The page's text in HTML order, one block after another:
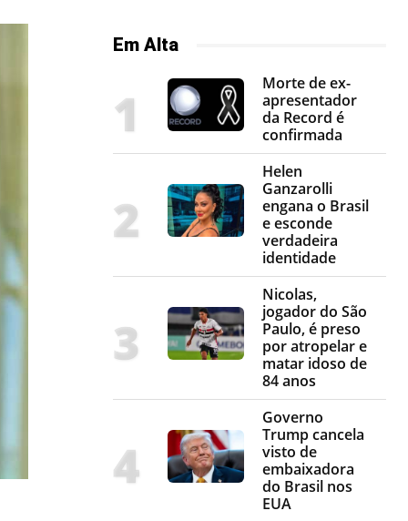
Em Alta
Morte de ex-
apresentador
da Record é
confirmada
Helen
Ganzarolli
engana o Brasil
e esconde
verdadeira
identidade
Nicolas,
jogador do São
Paulo, é preso
por atropelar e
matar idoso de
84 anos
Governo
Trump cancela
visto de
embaixadora
do Brasil nos
EUA